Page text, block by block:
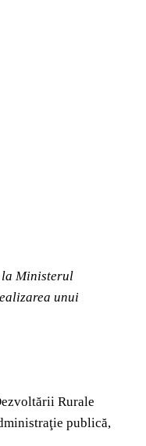
la Ministerul
unui
Rurale
publică,